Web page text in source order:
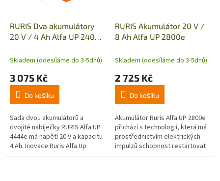
RURIS Dva akumulátory
20 V / 4 Ah Alfa UP 2400e
Skladem (odesíláme do 3-5dnů)
3 075 Kč
Do košíku
Sada dvou akumulátorů a
dvojité nabíječky RURIS Alfa UP
4444e má napětí 20 V a kapacitu
4 Ah. Inovace Ruris Alfa Up
umožňuje restart baterie i po
RURIS Akumulátor 20 V /
8 Ah Alfa UP 2800e
Skladem (odesíláme do 3-5dnů)
2 725 Kč
Do košíku
Akumulátor Ruris Alfa UP 2800e
přichází s technologií, která má
prostřednictvím elektrických
impulzů schopnost restartovat
akumulátor, když je vybitý nebo